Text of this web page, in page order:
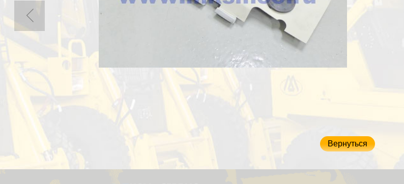
Вернуться